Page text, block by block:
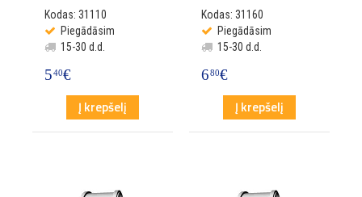
Kodas: 31110
Piegādāsim
15-30 d.d.
540€
Į krepšelį
Kodas: 31160
Piegādāsim
15-30 d.d.
680€
Į krepšelį